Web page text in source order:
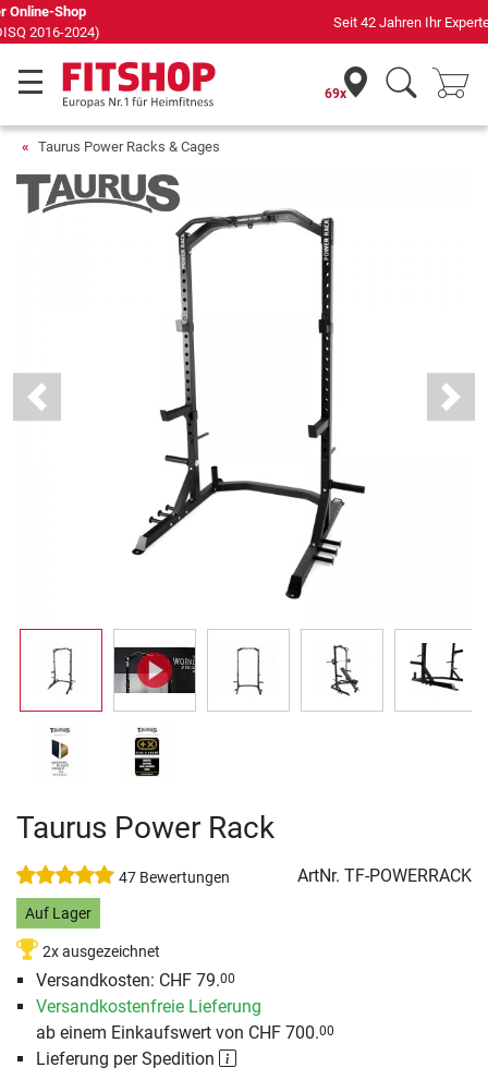
Seit 42 Jahren Ihr Experte für Heimfitness
69x
Taurus Power Racks & Cages
Previous Next
Taurus Power Rack
47 Bewertungen ArtNr. TF-POWERRACK
Auf Lager
2x ausgezeichnet
Versandkosten: CHF 79.00
Versandkostenfreie Lieferung
ab einem Einkaufswert von CHF 700.00
Lieferung per Spedition